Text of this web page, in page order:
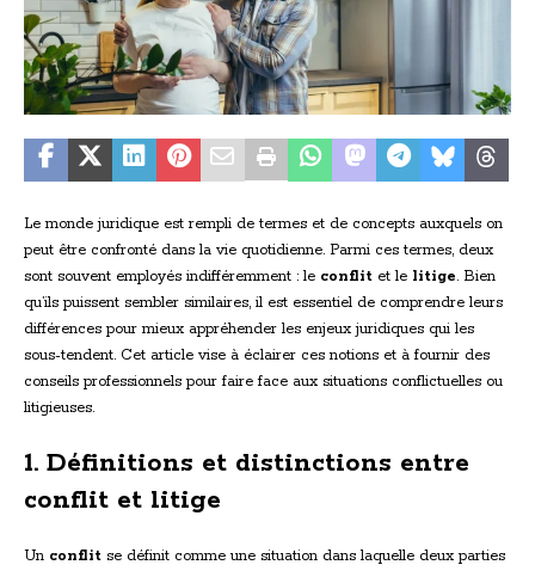
Le monde juridique est rempli de termes et de concepts auxquels on
peut être confronté dans la vie quotidienne. Parmi ces termes, deux
sont souvent employés indifféremment : le conflit et le litige. Bien
qu’ils puissent sembler similaires, il est essentiel de comprendre leurs
différences pour mieux appréhender les enjeux juridiques qui les
sous-tendent. Cet article vise à éclairer ces notions et à fournir des
conseils professionnels pour faire face aux situations conflictuelles ou
litigieuses.
1. Définitions et distinctions entre
conflit et litige
Un conflit se définit comme une situation dans laquelle deux parties